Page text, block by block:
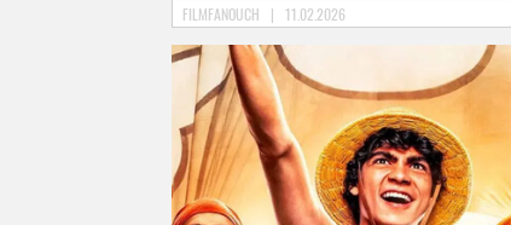
FILMFANOUCH | 11.02.2026